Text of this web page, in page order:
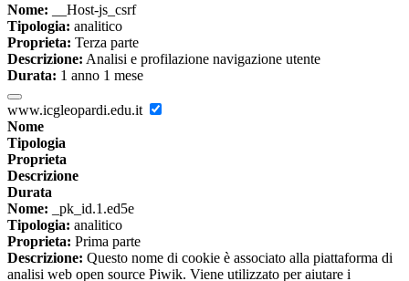
Nome: __Host-js_csrf
Tipologia: analitico
Proprieta: Terza parte
Descrizione: Analisi e profilazione navigazione utente
Durata: 1 anno 1 mese
www.icgleopardi.edu.it
Nome
Tipologia
Proprieta
Descrizione
Durata
Nome: _pk_id.1.ed5e
Tipologia: analitico
Proprieta: Prima parte
Descrizione: Questo nome di cookie è associato alla piattaforma di
analisi web open source Piwik. Viene utilizzato per aiutare i